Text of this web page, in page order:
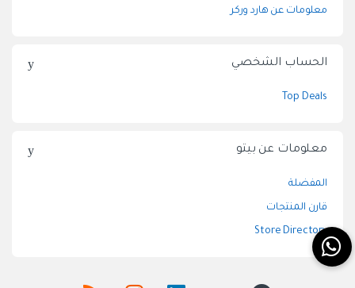
معلومات عن هارد وركر
الحساب الشخصي
Top Deals
معلومات عن بيتو
المفضلة
قارن المنتجات
Store Directory